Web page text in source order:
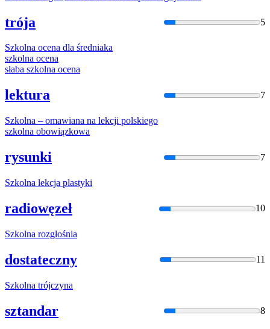
trója 5
Szkolna ocena dla średniaka
szkolna ocena
słaba szkolna ocena
lektura 7
Szkolna – omawiana na lekcji polskiego
szkolna obowiązkowa
rysunki 7
Szkolna lekcja plastyki
radiowęzeł 10
Szkolna rozgłośnia
dostateczny 11
Szkolna trójczyna
sztandar 8